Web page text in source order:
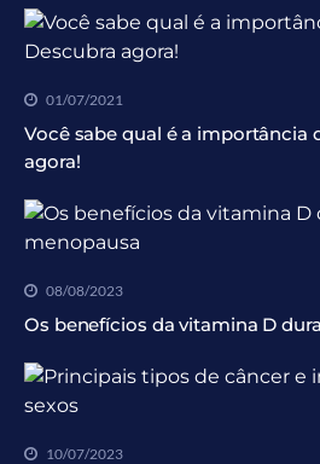
01/07/2021
Você sabe qual é a importância
agora!
08/08/2023
Os benefícios da vitamina D
10/07/2023